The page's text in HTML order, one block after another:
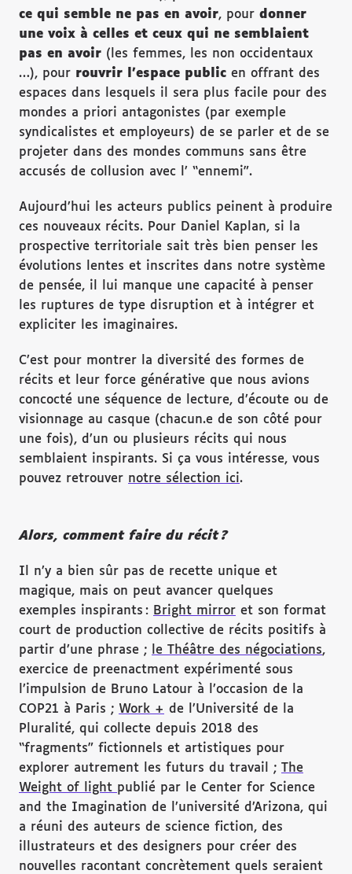
ce qui semble ne pas en avoir, pour donner
une voix à celles et ceux qui ne semblaient
pas en avoir (les femmes, les non occidentaux
…), pour rouvrir l’espace public en offrant des
espaces dans lesquels il sera plus facile pour des
mondes a priori antagonistes (par exemple
syndicalistes et employeurs) de se parler et de se
projeter dans des mondes communs sans être
accusés de collusion avec l’ “ennemi”.
Aujourd’hui les acteurs publics peinent à produire
ces nouveaux récits. Pour Daniel Kaplan, si la
prospective territoriale sait très bien penser les
évolutions lentes et inscrites dans notre système
de pensée, il lui manque une capacité à penser
les ruptures de type disruption et à intégrer et
expliciter les imaginaires.
C’est pour montrer la diversité des formes de
récits et leur force générative que nous avions
concocté une séquence de lecture, d’écoute ou de
visionnage au casque (chacun.e de son côté pour
une fois), d’un ou plusieurs récits qui nous
semblaient inspirants. Si ça vous intéresse, vous
pouvez retrouver notre sélection ici.
Alors, comment faire du récit ?
Il n’y a bien sûr pas de recette unique et
magique, mais on peut avancer quelques
exemples inspirants : Bright mirror et son format
court de production collective de récits positifs à
partir d’une phrase ;
le Théâtre des négociations,
exercice de preenactment expérimenté sous
l’impulsion de Bruno Latour à l’occasion de la
COP21 à Paris ; Work + de l’Université de la
Pluralité, qui collecte depuis 2018 des
“fragments” fictionnels et artistiques pour
explorer autrement les futurs du travail ; The
Weight of light publié par le Center for Science
and the Imagination de l’université d’Arizona, qui
a réuni des auteurs de science fiction, des
illustrateurs et des designers pour créer des
nouvelles racontant concrètement quels seraient